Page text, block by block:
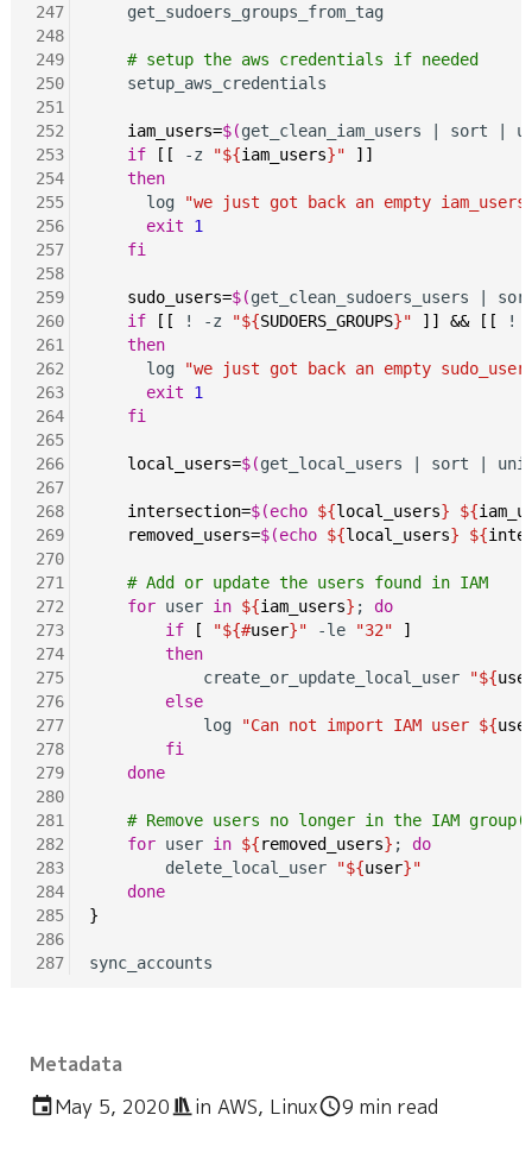
Metadata
May 5, 2020
in AWS, Linux 9 min read
247
248
249
250
251
252
253
254
255
256
257
258
259
260
261
262
263
264
265
266
267
268
269
270
271
272
273
274
275
276
277
278
279
280
281
282
283
284
285
286
287
    get_sudoers_groups_from_tag
# setup the aws credentials if needed
    setup_aws_credentials
iam_users=$(get_clean_iam_users | sort |
if
[[ -z "${iam_users}"
]]
then
      log
"we just got back an empty
exit
1
fi
sudo_users=$(get_clean_sudoers_users |
if
[[ ! -z "${SUDOERS_GROUPS}" ]] && [[ !
then
      log
"we just got back an empty
exit
1
fi
local_users=$(get_local_users | sort |
intersection=$(echo ${local_users} ${
removed_users=$(echo ${local_users} ${
# Add or update the users found in IAM
for user in ${iam_users} ; do
if
[ "${#user}" -le "32"
]
then
            create_or_update_local_user
"${
else
            log
"Can not import IAM user ${
fi
done
# Remove users no longer in the IAM
for user in ${removed_users} ; do
        delete_local_user
"${user}"
done
}